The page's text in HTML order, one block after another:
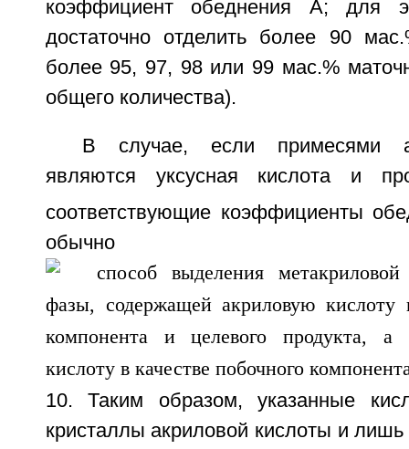
коэффициент обеднения А; для
достаточно отделить более 90
более 95, 97, 98 или 99 мас.%
общего количества).
В случае, если примесями
являются уксусная кислота и
соответствующие коэффициенты
обычно
10. Таким образом, указанные
кристаллы акриловой кислоты и